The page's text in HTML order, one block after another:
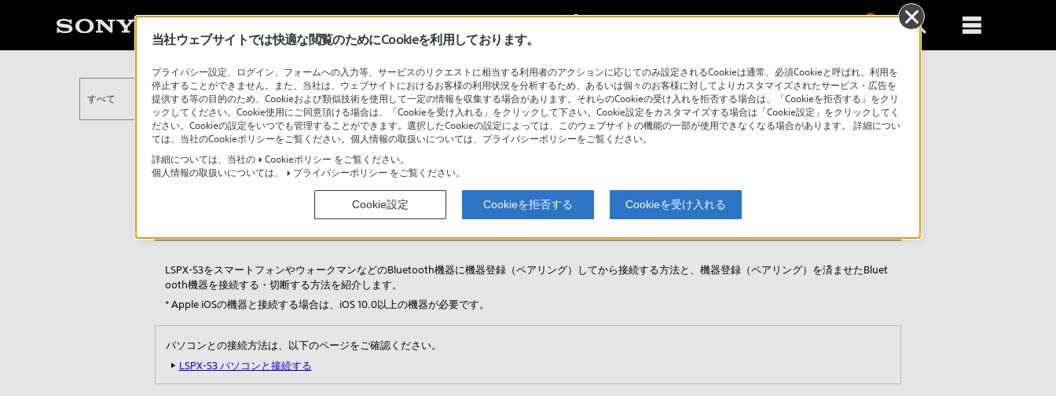
0
すべて 検索
LSPX-S3 スマートフォンやウォークマンと接続する
LSPX-S3をスマートフォンやウォークマンなどのBluetooth機器に機器登録（ペアリング）してから接続する方法と、機器登録（ペアリング）を済ませたBluet
ooth機器を接続する・切断する方法を紹介します。
* Apple iOSの機器と接続する場合は、iOS 10.0以上の機器が必要です。
パソコンとの接続方法は、以下のページをご確認ください。
LSPX-S3 パソコンと接続する
当社ウェブサイトでは快適な閲覧のためにCookieを利用しております。
プライバシー設定、ログイン、フォームへの入力等、サービスのリクエストに相当する利用者のアクションに応じてのみ設定されるCookieは通常、必須Cookieと呼ばれ、利用を
停止することができません。また、当社は、ウェブサイトにおけるお客様の利用状況を分析するため、あるいは個々のお客様に対してよりカスタマイズされたサービス・広告を
提供する等の目的のため、Cookieおよび類似技術を使用して一定の情報を収集する場合があります。それらのCookieの受け入れを拒否する場合は、「Cookieを拒否する」をクリ
ックしてください。Cookie使用にご同意頂ける場合は、「Cookieを受け入れる」をクリックして下さい。Cookie設定をカスタマイズする場合は「Cookie設定」をクリックしてく
ださい。Cookieの設定をいつでも管理することができます。選択したCookieの設定によっては、このウェブサイトの機能の一部が使用できなくなる場合があります。 詳細につい
ては、当社のCookieポリシーをご覧ください。個人情報の取扱いについては、プライバシーポリシーをご覧ください。
詳細については、当社の
Cookieポリシー をご覧ください。
個人情報の取扱いについては、
プライバシーポリシー をご覧ください。
Cookie設定 Cookieを拒否する Cookieを受け入れる